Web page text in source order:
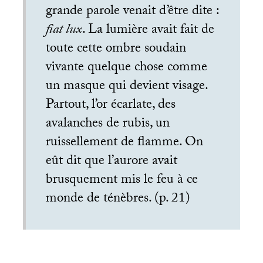
grande parole venait d’être dite :
fiat lux. La lumière avait fait de
toute cette ombre soudain
vivante quelque chose comme
un masque qui devient visage.
Partout, l’or écarlate, des
avalanches de rubis, un
ruissellement de flamme. On
eût dit que l’aurore avait
brusquement mis le feu à ce
monde de ténèbres. (p. 21)